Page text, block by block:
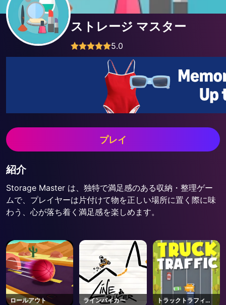
ストレージ マスター
5.0
プレイ
紹介
Storage Master は、独特で満足感のある収納・整理ゲー
ムで、プレイヤーは片付けて物を正しい場所に置く際に味
わう、心が落ち着く満足感を楽しめます。
ロールアウト ラインバイカー
トラックトラフィッ